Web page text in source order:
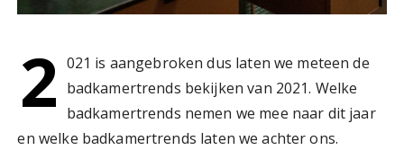
2 021 is aangebroken dus laten we meteen de
badkamertrends bekijken van 2021. Welke
badkamertrends nemen we mee naar dit jaar
en welke badkamertrends laten we achter ons.